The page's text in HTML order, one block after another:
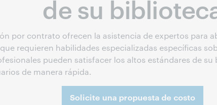
de su
por contrato ofrecen la asistencia de expertos para
requieren habilidades especializadas específicas
pueden satisfacer los altos estándares de
de manera rápida.
Solicite una propuesta de costo